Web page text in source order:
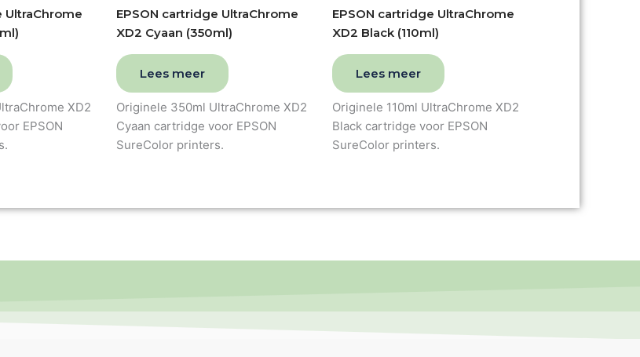
UltraChrome
XD2
EPSON
EPSON cartridge UltraChrome
XD2 Cyaan (350ml)
Lees meer
Originele 350ml UltraChrome XD2
Cyaan cartridge voor EPSON
SureColor printers.
EPSON cartridge UltraChrome
XD2 Black (110ml)
Lees meer
Originele 110ml UltraChrome XD2
Black cartridge voor EPSON
SureColor printers.